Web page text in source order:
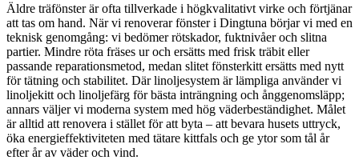
Äldre träfönster är ofta tillverkade i högkvalitativt virke och förtjänar
att tas om hand. När vi renoverar fönster i Dingtuna börjar vi med en
teknisk genomgång: vi bedömer rötskador, fuktnivåer och slitna
partier. Mindre röta fräses ur och ersätts med frisk träbit eller
passande reparationsmetod, medan slitet fönsterkitt ersätts med nytt
för tätning och stabilitet. Där linoljesystem är lämpliga använder vi
linoljekitt och linoljefärg för bästa inträngning och ånggenomsläpp;
annars väljer vi moderna system med hög väderbeständighet. Målet
är alltid att renovera i stället för att byta – att bevara husets uttryck,
öka energieffektiviteten med tätare kittfals och ge ytor som tål år
efter år av väder och vind.